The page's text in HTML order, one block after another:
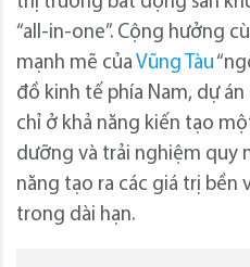
“all-in-one”. Cộng hưởng
mạnh mẽ của Vũng Tàu
đồ kinh tế phía Nam, dự
chỉ ở khả năng kiến tạo
dưỡng và trải nghiệm quy
năng tạo ra các giá trị bền
trong dài hạn.